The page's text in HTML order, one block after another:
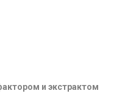
и экстрактом